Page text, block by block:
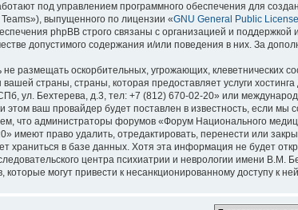
под управлением программного обеспечения для
выпущенного по лицензии «GNU General Public
phpBB строго связаны с организацией и
допустимого содержания и/или поведения в них. За
не размещать оскорбительных, угрожающих, клеветнических
страны, страны, которая предоставляет услуги
ул. Бехтерева, д.3, тел: +7 (812) 670-02-20» или
этом ваш провайдер будет поставлен в известность, если
что администраторы форумов «Форум Национального
имеют право удалить, отредактировать, перенести или
храниться в базе данных. Хотя эта информация не будет
центра психиатрии и неврологии имени
которые могут привести к несанкционированному доступу к